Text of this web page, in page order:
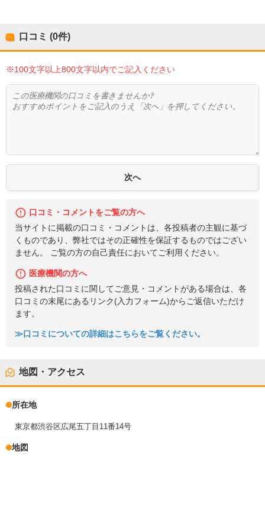
口コミ (0件)
※100文字以上800文字以内でご記入ください
口コミ・コメントをご覧の方へ
当サイトに掲載の口コミ・コメントは、各投稿者の主観に基づ
くものであり、弊社ではその正確性を保証するものではござい
ません。 ご覧の方の自己責任においてご利用ください。
医療機関の方へ
投稿された口コミに関してご意見・コメントがある場合は、各
口コミの末尾にあるリンク(入力フォーム)からご返信いただけ
ます。
≫口コミについての詳細はこちらをご覧ください。
地図・アクセス
所在地
東京都渋谷区広尾五丁目11番14号
地図